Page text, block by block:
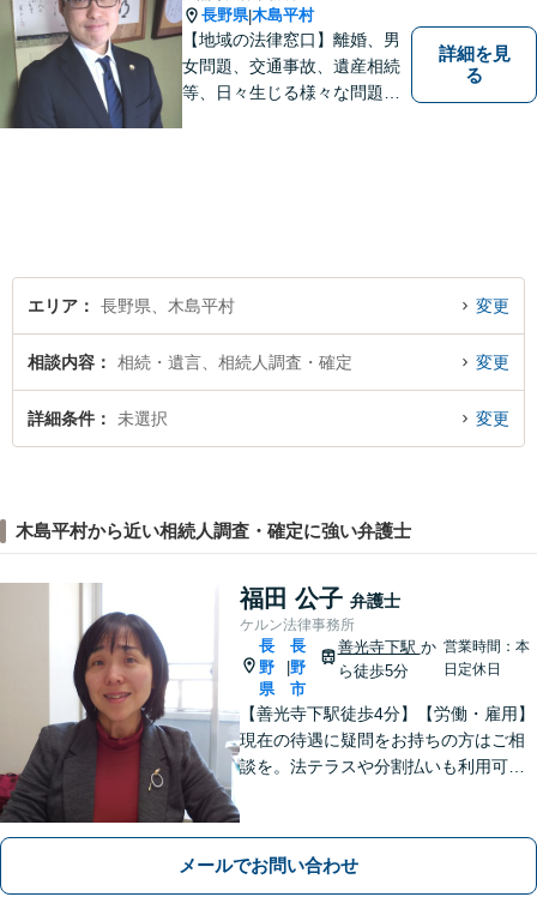
長野県|木島平村
【地域の法律窓口】離婚、男
女問題、交通事故、遺産相続
等、日々生じる様々な問題に
詳細を見
る
エリア 長野県、木島平村 変更
相談内容 相続・遺言、相続人調査・確定 変更
詳細条件 未選択 変更
木島平村から近い相続人調査・確定に強い弁護士
福田 公子 弁護士
ケルン法律事務所
長
野
県
|
長
野
市
善光寺下駅 か
ら徒歩5分
営業時間：本
日定休日
【善光寺下駅徒歩4分】【労働・雇用】
現在の待遇に疑問をお持ちの方はご相
談を。法テラスや分割払いも利用可
メールでお問い合わせ